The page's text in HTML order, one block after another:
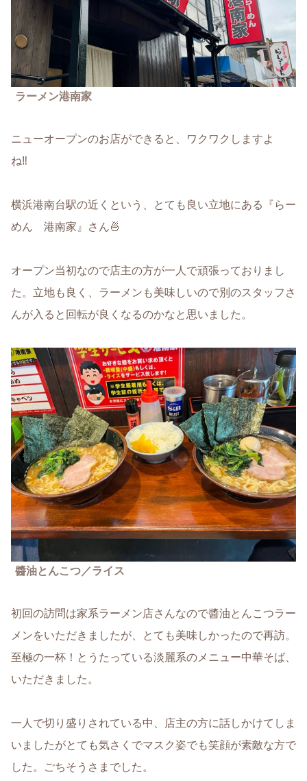
ラーメン港南家
ニューオープンのお店ができると、ワクワクしますよ
ね‼
横浜港南台駅の近くという、とても良い立地にある『らー
めん 港南家』さん🍜
オープン当初なので店主の方が一人で頑張っておりまし
た。立地も良く、ラーメンも美味しいので別のスタッフさ
んが入ると回転が良くなるのかなと思いました。
醬油とんこつ／ライス
初回の訪問は家系ラーメン店さんなので醬油とんこつラー
メンをいただきましたが、とても美味しかったので再訪。
至極の一杯！とうたっている淡麗系のメニュー中華そば、
いただきました。
一人で切り盛りされている中、店主の方に話しかけてしま
いましたがとても気さくでマスク姿でも笑顔が素敵な方で
した。ごちそうさまでした。